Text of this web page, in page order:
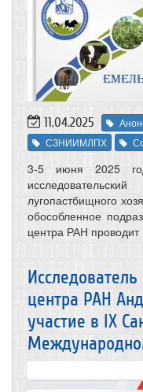
11.04.2025
СЗНИИМЛПХ
3-5 июня 2025
лугопастбищного
обособленное
центра РАН
центра РАН
участие в IX